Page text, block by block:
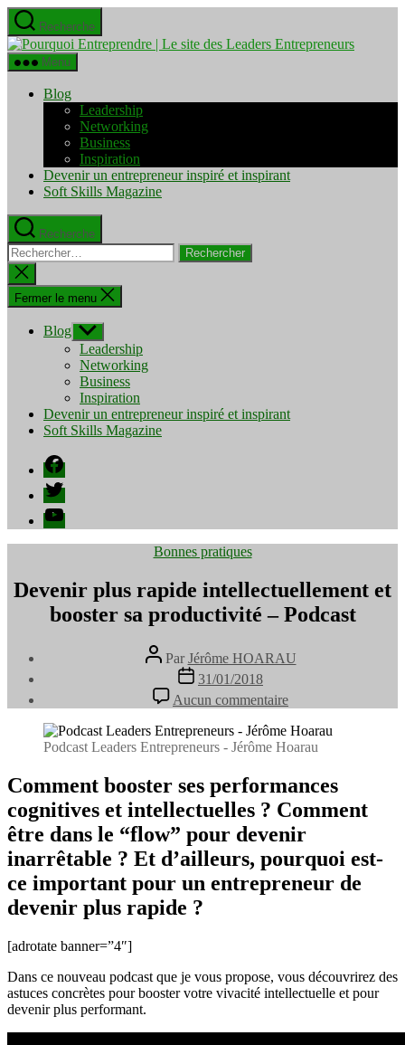
Aller
au
contenu
Recherche
Pourquoi
Menu
Blog
Leadership
Networking
Business
Inspiration
Devenir un entrepreneur inspiré et inspirant
Soft Skills Magazine
Recherche
Rechercher :
Fermer
la
recherche
Fermer le menu
Blog Afficher
le
sous-
menu
Leadership
Networking
Business
Inspiration
Devenir un entrepreneur inspiré et inspirant
Soft Skills Magazine
Facebook
Twitter
YouTube
Catégories
Bonnes pratiques
Devenir plus rapide intellectuellement et
booster sa productivité – Podcast
Auteur
de
l’article
Par Jérôme HOARAU
Date
l’article
31/01/2018
Aucun commentaire
Devenir
plus
rapide
booster
sa
productivité
–
Podcast
Podcast Leaders Entrepreneurs - Jérôme Hoarau
Comment booster ses performances
cognitives et intellectuelles ? Comment
être dans le “flow” pour devenir
inarrêtable ? Et d’ailleurs, pourquoi est-
ce important pour un entrepreneur de
devenir plus rapide ?
[adrotate banner=”4″]
Dans ce nouveau podcast que je vous propose, vous découvrirez des
astuces concrètes pour booster votre vivacité intellectuelle et pour
devenir plus performant.